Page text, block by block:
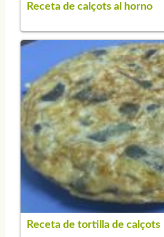
Receta de calçots al horno
Receta de tortilla de calçots